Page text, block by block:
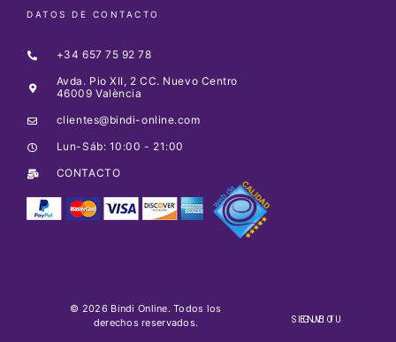
DATOS DE CONTACTO
+34 657 75 92 78
Avda. Pio XII, 2 CC. Nuevo Centro
46009 València
clientes@bindi-online.com
Lun-Sáb: 10:00 - 21:00
CONTACTO
© 2026 Bindi Online. Todos los
derechos reservados.
SIGUE TU ENVIO